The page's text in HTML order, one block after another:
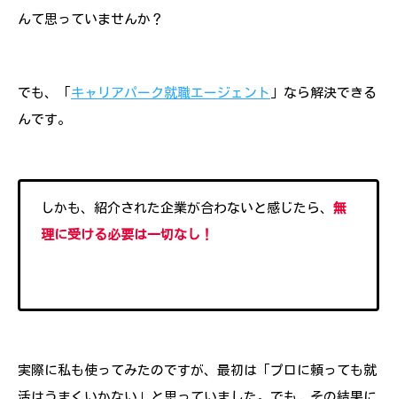
んて思っていませんか？
でも、「 キャリアパーク就職エージェント 」なら解決できる
んです。
しかも、紹介された企業が合わないと感じたら、 無
理に受ける必要は一切なし！
実際に私も使ってみたのですが、最初は「プロに頼っても就